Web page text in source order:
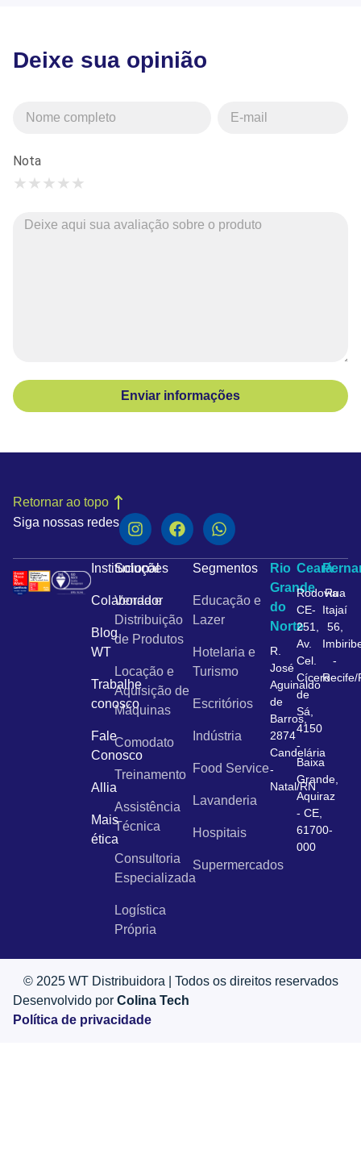
Deixe sua opinião
Nota
★
★
★
★
★
Enviar informações
Siga nossas redes
Retornar ao topo
Institucional
Colaborador
Blog
WT
Trabalhe
conosco
Fale
Conosco
Allia
Mais
ética
Soluções
Venda e
Distribuição
de Produtos
Locação e
Aquisição de
Máquinas
Comodato
Treinamento
Assistência
Técnica
Consultoria
Especializada
Logística
Própria
Segmentos
Educação e
Lazer
Hotelaria e
Turismo
Escritórios
Indústria
Food Service
Lavanderia
Hospitais
Supermercados
Rio
Grande
do
Norte
R.
José
Aguinaldo
de
Barros,
2874
Candelária
-
Natal/RN
Ceará
Rodovia
CE-
251,
Av.
Cel.
Cícero
de
Sá,
4150
-
Baixa
Grande,
Aquiraz
- CE,
61700-
000
Rua
Itajaí
56,
-
Recife/
© 2025 WT Distribuidora | Todos os direitos reservados
Desenvolvido por Colina Tech
Política de privacidade